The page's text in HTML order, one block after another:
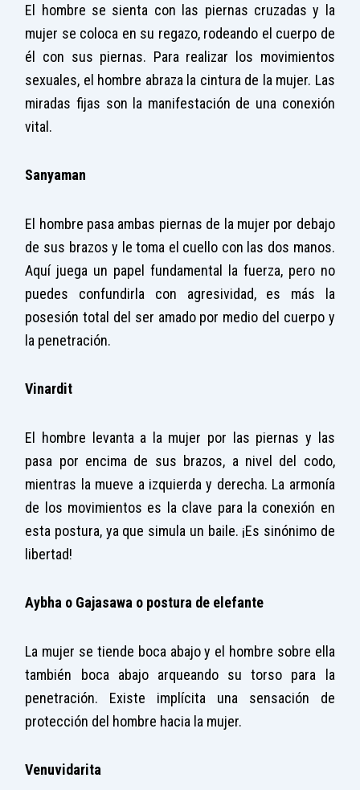
El hombre se sienta con las piernas cruzadas y la
mujer se coloca en su regazo, rodeando el cuerpo de
él con sus piernas. Para realizar los movimientos
sexuales, el hombre abraza la cintura de la mujer. Las
miradas fijas son la manifestación de una conexión
vital.
Sanyaman
El hombre pasa ambas piernas de la mujer por debajo
de sus brazos y le toma el cuello con las dos manos.
Aquí juega un papel fundamental la fuerza, pero no
puedes confundirla con agresividad, es más la
posesión total del ser amado por medio del cuerpo y
la penetración.
Vinardit
El hombre levanta a la mujer por las piernas y las
pasa por encima de sus brazos, a nivel del codo,
mientras la mueve a izquierda y derecha. La armonía
de los movimientos es la clave para la conexión en
esta postura, ya que simula un baile. ¡Es sinónimo de
libertad!
Aybha o Gajasawa o postura de elefante
La mujer se tiende boca abajo y el hombre sobre ella
también boca abajo arqueando su torso para la
penetración. Existe implícita una sensación de
protección del hombre hacia la mujer.
Venuvidarita